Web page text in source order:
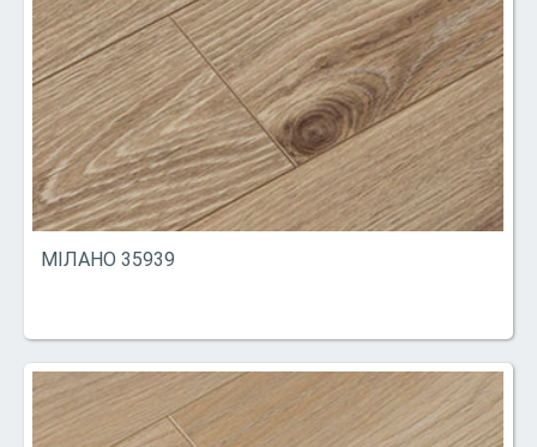
МІЛАНО 35939